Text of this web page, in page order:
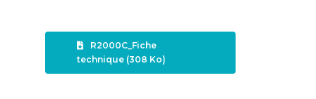
R2000C_Fiche
technique (308 Ko)